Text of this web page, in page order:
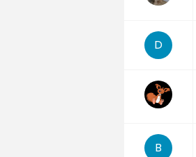
D
B